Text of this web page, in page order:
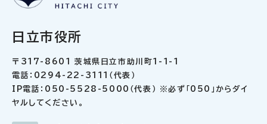
日立市役所
〒317-8601 茨城県日立市助川町1-1-1
電話：0294-22-3111（代表）
IP電話：050-5528-5000（代表） ※必ず「050」からダイ
ヤルしてください。